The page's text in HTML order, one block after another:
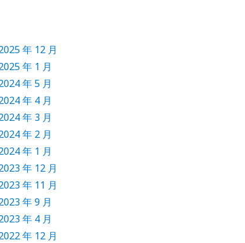
年 12 月
年 1 月
年 5 月
年 4 月
年 3 月
年 2 月
年 1 月
年 12 月
年 11 月
年 9 月
年 4 月
年 12 月